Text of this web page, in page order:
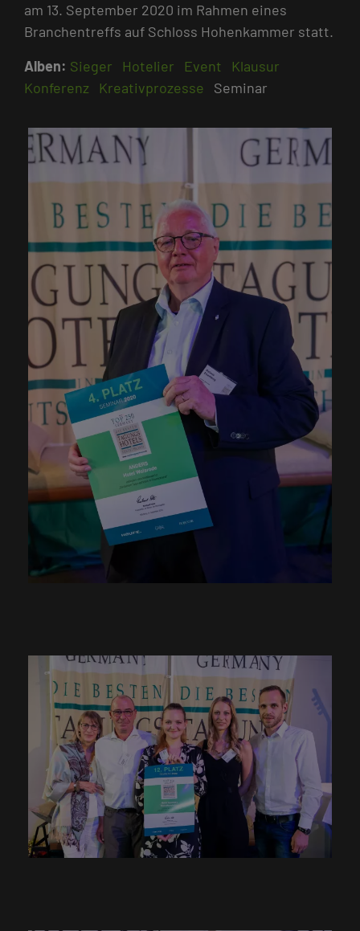
am 13. September 2020 im Rahmen eines
Branchentreffs auf Schloss Hohenkammer statt.
Alben: Sieger Hotelier Event
Klausur
Konferenz
Kreativprozesse Seminar